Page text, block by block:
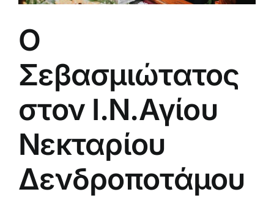
Ο
Σεβασμιώτατος
στον Ι.Ν.Αγίου
Νεκταρίου
Δενδροποτάμου